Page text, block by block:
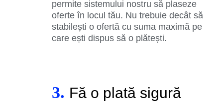
permite sistemului nostru să plaseze
oferte în locul tău. Nu trebuie decât să
stabilești o ofertă cu suma maximă pe
care ești dispus să o plătești.
3. Fă o plată sigură